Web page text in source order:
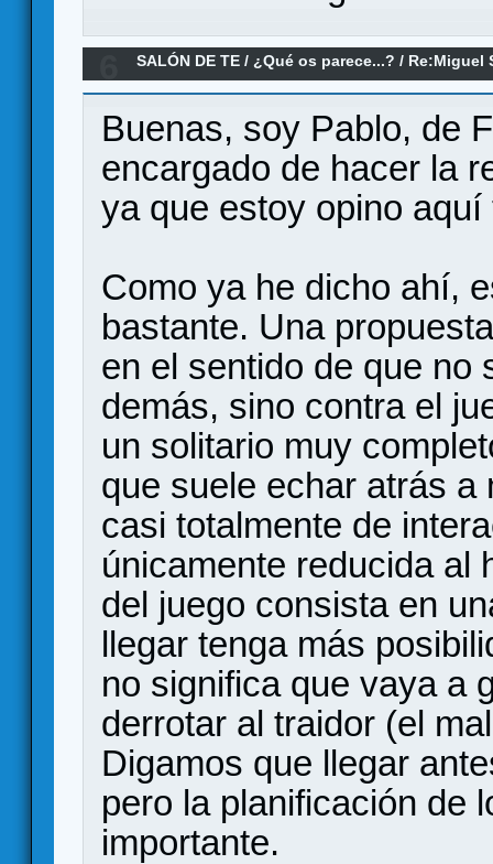
SALÓN DE TE / ¿Qué os parece...? / Re:Miguel
Buenas, soy Pablo, de
encargado de hacer la
ya que estoy opino
Como ya he dicho ahí,
bastante. Una
en el sentido de que no
demás, sino contra el
un solitario muy
que suele echar atrás
casi totalmente de
únicamente reducida al
del juego consista en
llegar tenga más
no significa que vaya a
derrotar al traidor (el
Digamos que llegar
pero la planificación de
importante.